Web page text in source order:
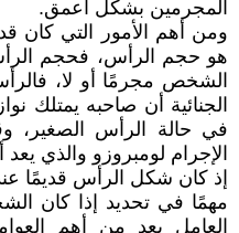
المجرمين بشكل أعمق.
ومن أهم الأمور التي كان
هو حجم الرأس، فحجم
الشخص مجرمًا أو لا،
الجنائية أن صاحبه يمتلك
في حالة الرأس الصغير،
الإجرام لومبروزو والذي
إذ كان شكل الرأس قديمًا
مهمًا في تحديد إذا كان
العامل يعد من أهم